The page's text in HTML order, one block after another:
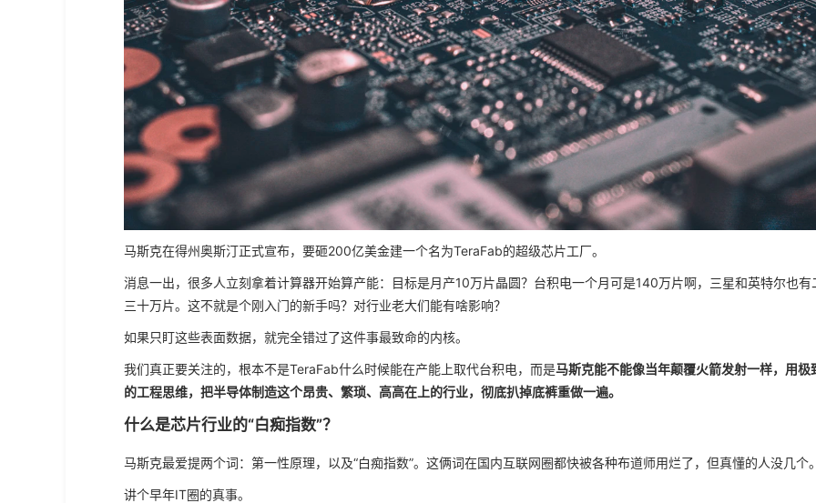
马斯克在得州奥斯汀正式宣布，要砸200亿美金建一个名为TeraFab的超级芯片工厂。
消息一出，很多人立刻拿着计算器开始算产能：目标是月产10万片晶圆？台积电一个月可是140万片啊，三星和英特尔也有
三十万片。这不就是个刚入门的新手吗？对行业老大们能有啥影响？
如果只盯这些表面数据，就完全错过了这件事最致命的内核。
我们真正要关注的，根本不是TeraFab什么时候能在产能上取代台积电，而是马斯克能不能像当年颠覆火箭发射一样，用极
的工程思维，把半导体制造这个昂贵、繁琐、高高在上的行业，彻底扒掉底裤重做一遍。
什么是芯片行业的“白痴指数”？
马斯克最爱提两个词：第一性原理，以及“白痴指数”。这俩词在国内互联网圈都快被各种布道师用烂了，但真懂的人没几个。
讲个早年IT圈的真事。